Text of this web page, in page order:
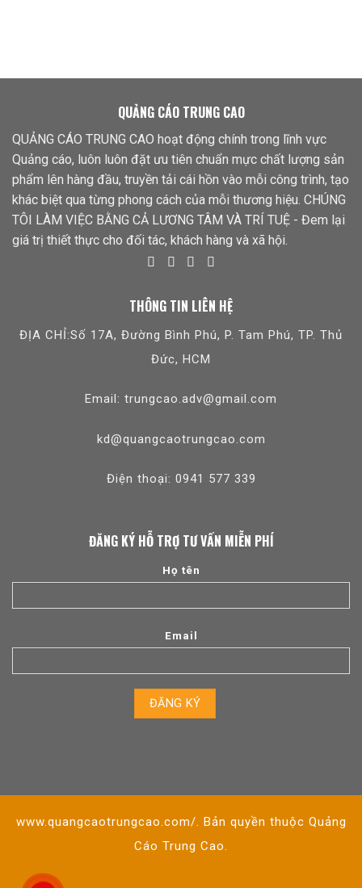
QUẢNG CÁO TRUNG CAO
QUẢNG CÁO TRUNG CAO hoạt động chính trong lĩnh vực
Quảng cáo, luôn luôn đặt ưu tiên chuẩn mực chất lượng sản
phẩm lên hàng đầu, truyền tải cái hồn vào mỗi công trình, tạo
khác biệt qua từng phong cách của mỗi thương hiệu. CHÚNG
TÔI LÀM VIỆC BẰNG CẢ LƯƠNG TÂM VÀ TRÍ TUỆ - Đem lại
giá trị thiết thực cho đối tác, khách hàng và xã hội.
THÔNG TIN LIÊN HỆ
ĐỊA CHỈ:Số 17A, Đường Bình Phú, P. Tam Phú, TP. Thủ
Đức, HCM
Email: trungcao.adv@gmail.com
kd@quangcaotrungcao.com
Điện thoại: 0941 577 339
ĐĂNG KÝ HỖ TRỢ TƯ VẤN MIỄN PHÍ
Họ tên
Email
www.quangcaotrungcao.com/. Bản quyền thuộc Quảng
Cáo Trung Cao.